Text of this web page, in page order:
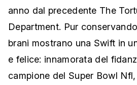
anno dal precedente The
Department. Pur
brani mostrano una Swift in
e felice: innamorata del
campione del Super Bowl